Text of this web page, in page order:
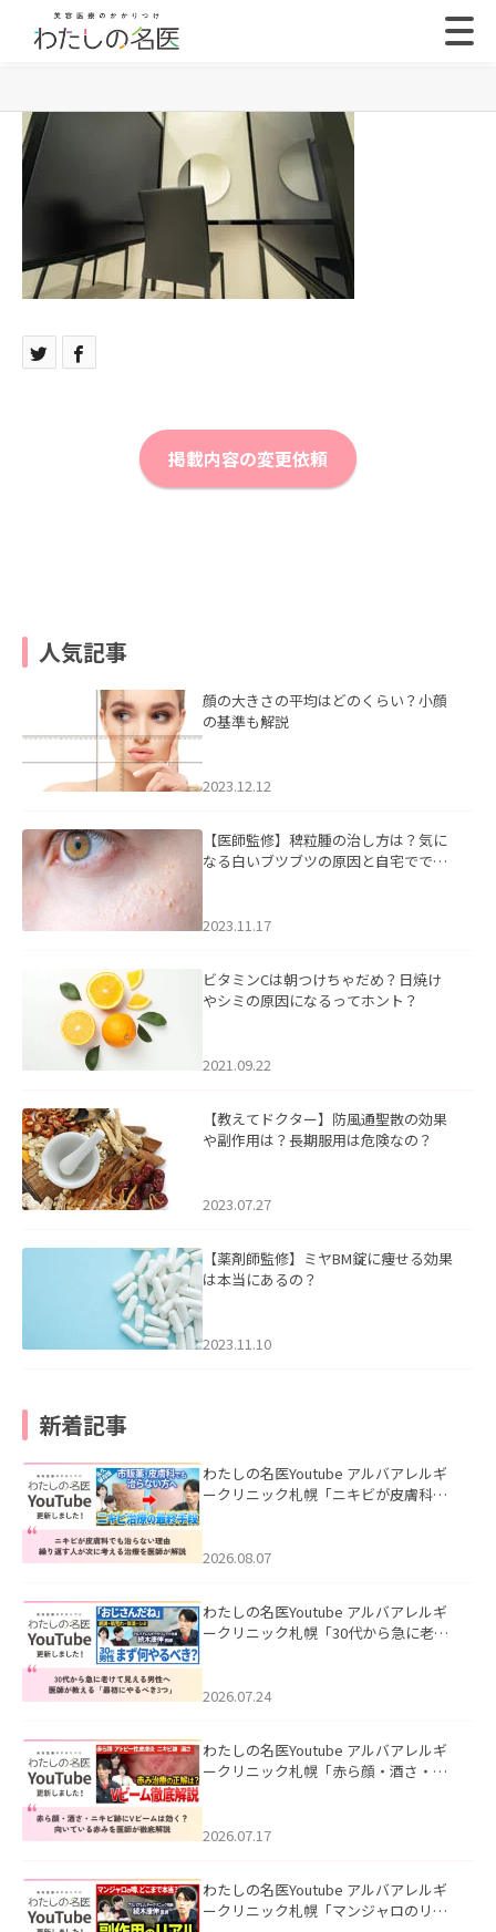
掲載内容の変更依頼
人気記事
顔の大きさの平均はどのくらい？小顔
の基準も解説
2023.12.12
【医師監修】稗粒腫の治し方は？気に
なる白いブツブツの原因と自宅ででき
2023.11.17
ビタミンCは朝つけちゃだめ？日焼け
やシミの原因になるってホント？
2021.09.22
【教えてドクター】防風通聖散の効果
や副作用は？長期服用は危険なの？
2023.07.27
【薬剤師監修】ミヤBM錠に痩せる効果
は本当にあるの？
2023.11.10
新着記事
わたしの名医Youtube アルバアレルギ
ークリニック札幌「ニキビが皮膚科で
ました。
2026.08.07
わたしの名医Youtube アルバアレルギ
ークリニック札幌「30代から急に老け
た。
2026.07.24
わたしの名医Youtube アルバアレルギ
ークリニック札幌「赤ら顔・酒さ・ニ
した。
2026.07.17
わたしの名医Youtube アルバアレルギ
ークリニック札幌「マンジャロのリア